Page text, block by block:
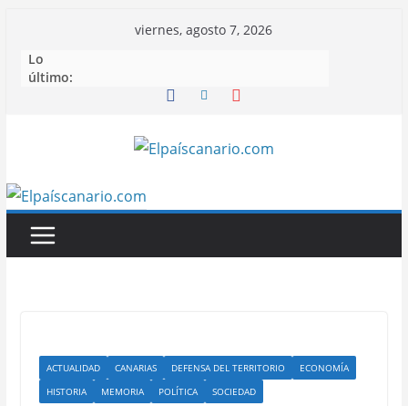
contenido
viernes, agosto 7, 2026
Lo
último:
ACTUALIDAD CANARIAS DEFENSA DEL TERRITORIO
ECONOMÍA
HISTORIA
MEMORIA POLÍTICA SOCIEDAD